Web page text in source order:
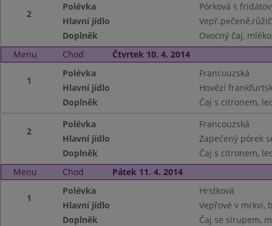
2
Polévka
Pórková s
Hlavní jídlo
Doplněk
Ovocný čaj,
Menu
Chod Čtvrtek 10. 4. 2014
1
Polévka
Francouzská
Hlavní jídlo
Hovězí
Doplněk
Čaj s citronem,
2
Polévka
Francouzská
Hlavní jídlo
Zapečený pórek
Doplněk
Čaj s citronem,
Menu
Chod Pátek 11. 4. 2014
1
Polévka
Hrstková
Hlavní jídlo
Vepřové v mrkvi,
Doplněk
Čaj se sirupem,